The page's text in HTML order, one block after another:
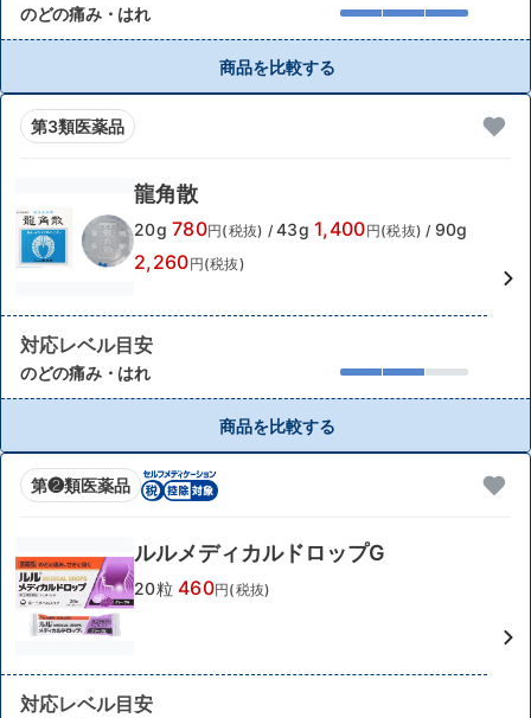
のどの痛み・はれ
商品を比較する
第3類医薬品
龍角散
20g 780円(税抜) / 43g 1,400円(税抜) / 90g
2,260円(税抜)
対応レベル目安
のどの痛み・はれ
商品を比較する
第❷類医薬品
ルルメディカルドロップG
20粒 460円(税抜)
対応レベル目安